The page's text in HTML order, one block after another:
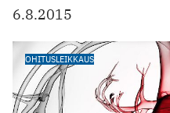
6.8.2015
OHITUSLEIKKAUS